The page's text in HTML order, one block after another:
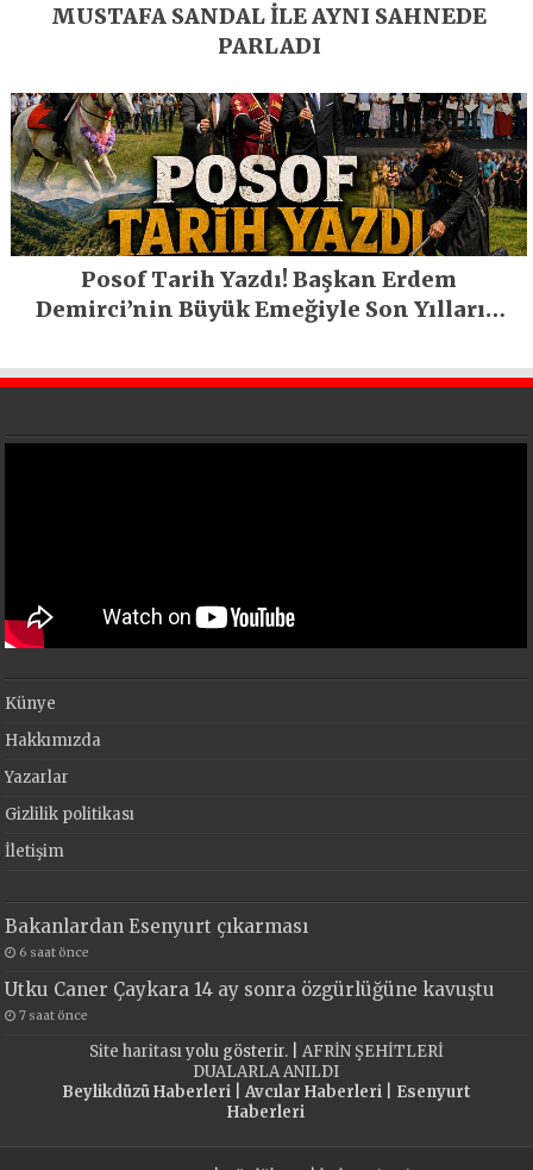
MUSTAFA SANDAL İLE AYNI SAHNEDE
PARLADI
Posof Tarih Yazdı! Başkan Erdem
Demirci’nin Büyük Emeğiyle Son Yılların
Künye
Hakkımızda
Yazarlar
Gizlilik politikası
İletişim
Bakanlardan Esenyurt çıkarması
6 saat önce
Utku Caner Çaykara 14 ay sonra özgürlüğüne kavuştu
7 saat önce
Site haritasıyolu gösterir. | AFRİN ŞEHİTLERİ
DUALARLA ANILDI
Beylikdüzü Haberleri| Avcılar Haberleri| Esenyurt
Haberleri